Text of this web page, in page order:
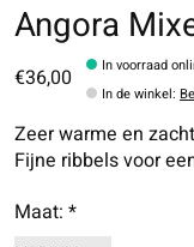
Angora
€36,00
In voorraad
In de winkel:
Zeer warme en
Fijne ribbels voor
Maat: *